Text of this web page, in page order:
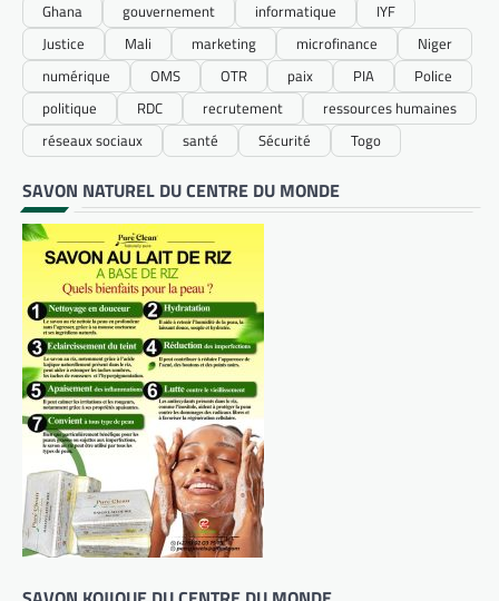
Ghana
gouvernement informatique
IYF
Justice
Mali marketing microfinance
Niger
numérique
OMS OTR paix PIA
Police
politique
RDC recrutement
ressources humaines
réseaux sociaux
santé Sécurité Togo
SAVON NATUREL DU CENTRE DU MONDE